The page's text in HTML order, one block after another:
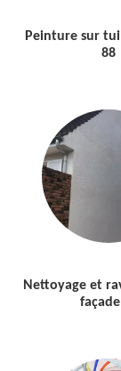
Peinture sur
88
Nettoyage et